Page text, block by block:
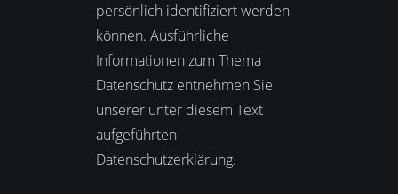
persönlich identifiziert werden
können. Ausführliche
Informationen zum Thema
Datenschutz entnehmen Sie
unserer unter diesem Text
aufgeführten
Datenschutzerklärung.